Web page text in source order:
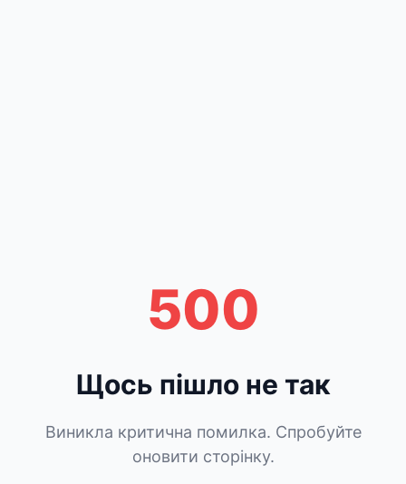
500
Щось пішло не так
Виникла критична помилка. Спробуйте
оновити сторінку.